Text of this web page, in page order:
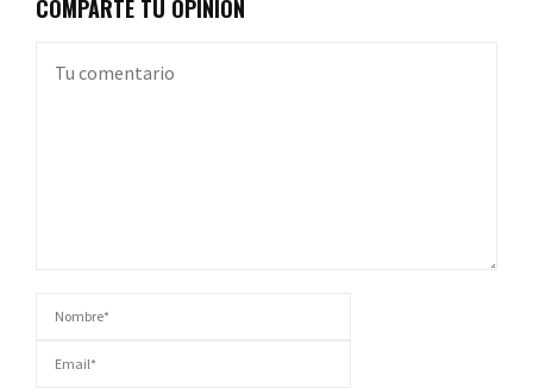
COMPARTE TU OPINIÓN